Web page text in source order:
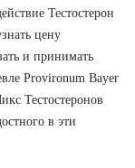
Тестостерон
цену
и принимать
Provironum Bayer
Тестостеронов
в эти